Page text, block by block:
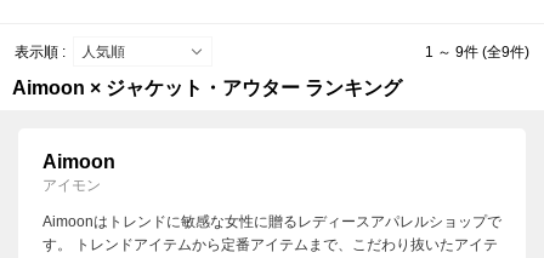
表示順 : 1 ～ 9件 (全9件)
Aimoon × ジャケット・アウター ランキング
Aimoon
アイモン
Aimoonはトレンドに敏感な女性に贈るレディースアパレルショップで
す。 トレンドアイテムから定番アイテムまで、こだわり抜いたアイテ